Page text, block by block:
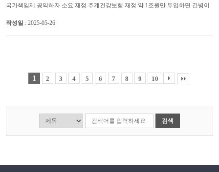
국가책임제 공약하자 소요 재정 추계건강보험 재정 약 1조원만 투입하면 간병이
작성일 : 2025-05-26
1 2 3 4 5 6 7 8 9 10
검색